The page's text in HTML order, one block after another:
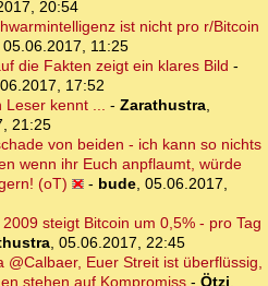
20:54
ist nicht pro r/Bitcoin
05.06.2017, 11:25
die Fakten zeigt ein klares Bild -
17:52
Leser kennt ... - Zarathustra,
21:25
von beiden - ich kann so nichts
wenn ihr Euch anpflaumt, würde
(oT)
- bude, 05.06.2017,
2009 steigt Bitcoin um 0,5% - pro Tag
, 05.06.2017, 22:45
@Calbaer, Euer Streit ist überflüssig,
stehen auf Kompromiss - Ötzi,